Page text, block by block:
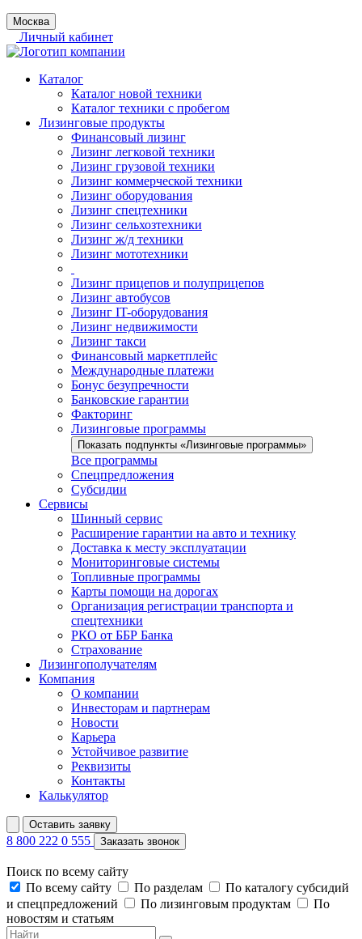
Москва
Личный кабинет
Каталог
Каталог новой техники
Каталог техники с пробегом
Лизинговые продукты
Финансовый лизинг
Лизинг легковой техники
Лизинг грузовой техники
Лизинг коммерческой техники
Лизинг оборудования
Лизинг спецтехники
Лизинг сельхозтехники
Лизинг ж/д техники
Лизинг мототехники
Лизинг прицепов и полуприцепов
Лизинг автобусов
Лизинг IT-оборудования
Лизинг недвижимости
Лизинг такси
Финансовый маркетплейс
Международные платежи
Бонус безупречности
Банковские гарантии
Факторинг
Лизинговые программы
Показать подпункты «Лизинговые программы»
Все программы
Спецпредложения
Субсидии
Сервисы
Шинный сервис
Расширение гарантии на авто и технику
Доставка к месту эксплуатации
Мониторинговые системы
Топливные программы
Карты помощи на дорогах
Организация регистрации транспорта и
спецтехники
РКО от ББР Банка
Страхование
Лизингополучателям
Компания
О компании
Инвесторам и партнерам
Новости
Карьера
Устойчивое развитие
Реквизиты
Контакты
Калькулятор
Оставить заявку
8 800 222 0 555 Заказать звонок
Поиск по всему сайту
По всему сайту
По разделам
По каталогу субсидий
и спецпредложений
По лизинговым продуктам
По
новостям и статьям